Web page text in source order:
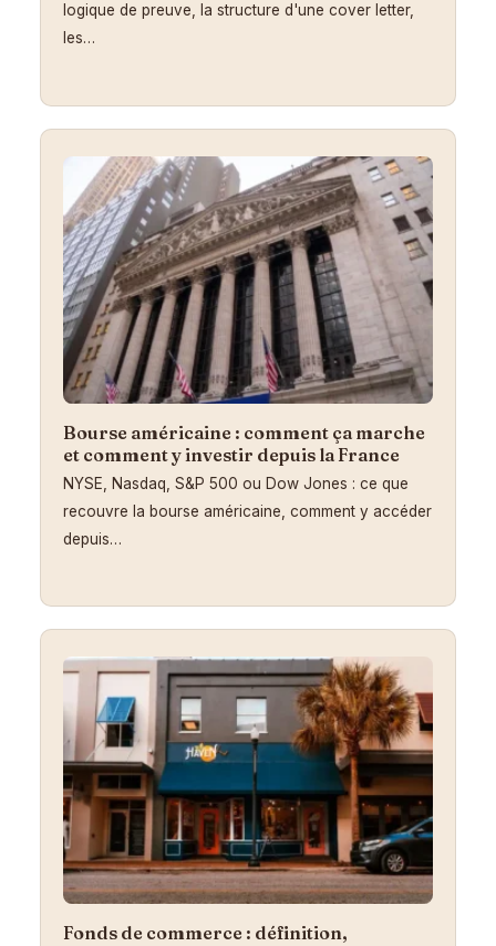
logique de preuve, la structure d'une cover letter,
les…
Bourse américaine : comment ça marche
et comment y investir depuis la France
NYSE, Nasdaq, S&P 500 ou Dow Jones : ce que
recouvre la bourse américaine, comment y accéder
depuis…
Fonds de commerce : définition,